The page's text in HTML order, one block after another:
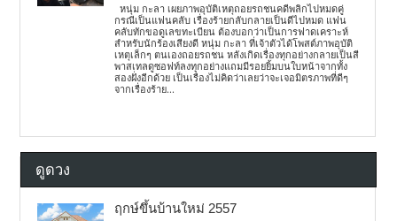
หนุ่ม กะลา เผยภาพอุบัติเหตุถอยรถชนคดีพลิกไปหมดคู่
กรณีเป็นแฟนคลับ เรื่องร้ายกลับกลายเป็นดีไปหมด แฟน
คลับทักขอดูเลขทะเบียน ต้องบอกว่าเป็นการฟาดเคราะห์
สำหรับนักร้องเสียงดี หนุ่ม กะลา ที่เจ้าตัวได้โพสต์ภาพอุบัติ
เหตุเล็กๆ ตนเองถอยรถชน หลังเกิดเรื่องทุกอย่างกลายเป็นสี
พาสเทลดูซอฟท์ลงทุกอย่างแถมมีรอยยิ้มบนใบหน้าจากทั้ง
สองฝั่งอีกด้วย เป็นเรื่องไม่คิดว่าเลยว่าจะเจอมิตรภาพที่ดีๆ
จากเรื่องร้าย...
ดูดวง
ฤกษ์ขึ้นบ้านใหม่ 2557